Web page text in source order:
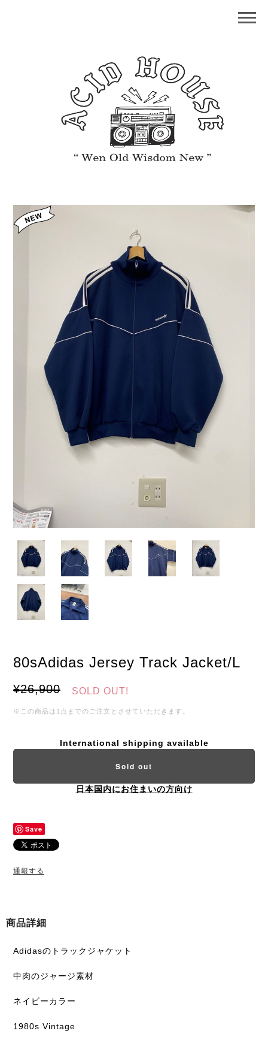
80sAdidas Jersey Track Jacket/L
¥26,900 SOLD OUT!
※この商品は1点までのご注文とさせていただきます。
International shipping available
Sold out
日本国内にお住まいの方向け
Save
通報する
商品詳細
Adidasのトラックジャケット
中肉のジャージ素材
ネイビーカラー
1980s Vintage